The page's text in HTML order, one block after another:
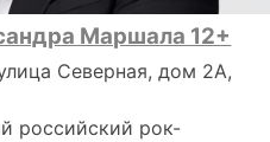
Маршала 12+
Северная, дом 2А,
российский рок-